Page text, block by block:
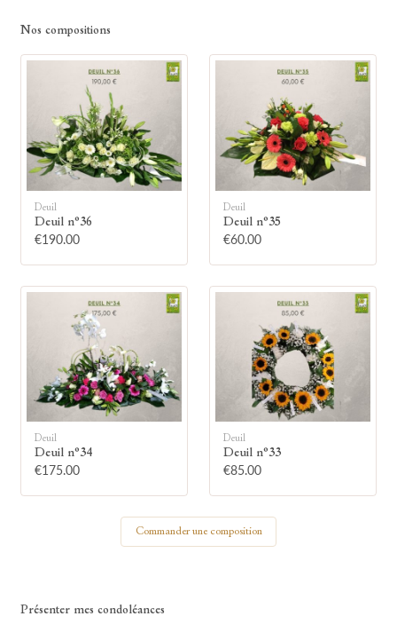
Allumez une bougie
Montrez votre soutien à la famille en
allumant symboliquement une bougie.
Votre prénom
Votre nom
🕯 Allumer ma bougie
Nos compositions
Deuil
Deuil n°36
€190.00
Deuil
Deuil n°35
€60.00
Deuil
Deuil n°34
€175.00
Deuil
Deuil n°33
€85.00
Commander une composition
Présenter mes condoléances